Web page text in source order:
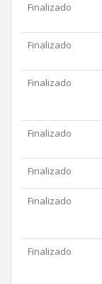
Finalizado
Finalizado
Finalizado
Finalizado
Finalizado
Finalizado
Finalizado